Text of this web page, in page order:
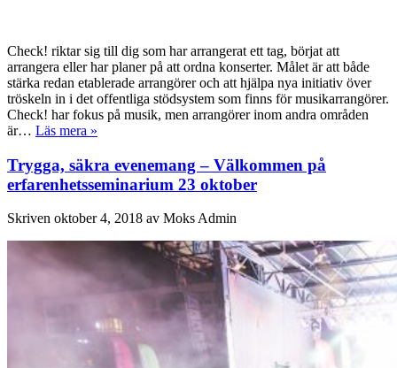
Check! riktar sig till dig som har arrangerat ett tag, börjat att
arrangera eller har planer på att ordna konserter. Målet är att både
stärka redan etablerade arrangörer och att hjälpa nya initiativ över
tröskeln in i det offentliga stödsystem som finns för musikarrangörer.
Check! har fokus på musik, men arrangörer inom andra områden
är… Läs mera »
Trygga, säkra evenemang – Välkommen på
erfarenhetsseminarium 23 oktober
Skriven oktober 4, 2018 av Moks Admin